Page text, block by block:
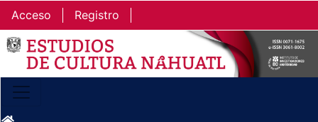
Ir al contenido principal
Ir al menú de navegación principal
Ir al pie de página del sitio
Acceso Registro